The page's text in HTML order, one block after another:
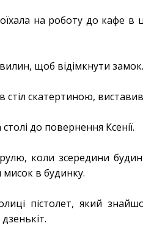
на роботу до кафе в
щоб відімкнути замок.
стіл скатертиною,
до повернення Ксенії.
коли зсередини
мисок в будинку.
пістолет, який